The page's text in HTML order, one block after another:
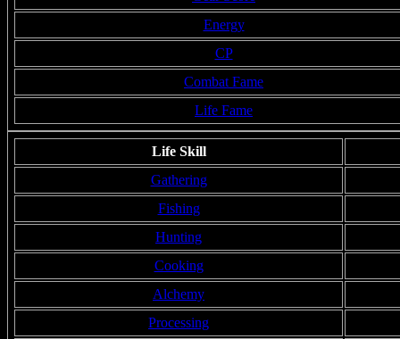
Energy
CP
Combat Fame
Life Fame
Life Skill
Gathering
Fishing
Hunting
Cooking
Alchemy
Processing